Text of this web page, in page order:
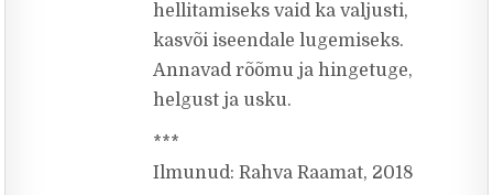
hellitamiseks vaid ka valjusti,
kasvõi iseendale lugemiseks.
Annavad rõõmu ja hingetuge,
helgust ja usku.
***
Ilmunud: Rahva Raamat, 2018